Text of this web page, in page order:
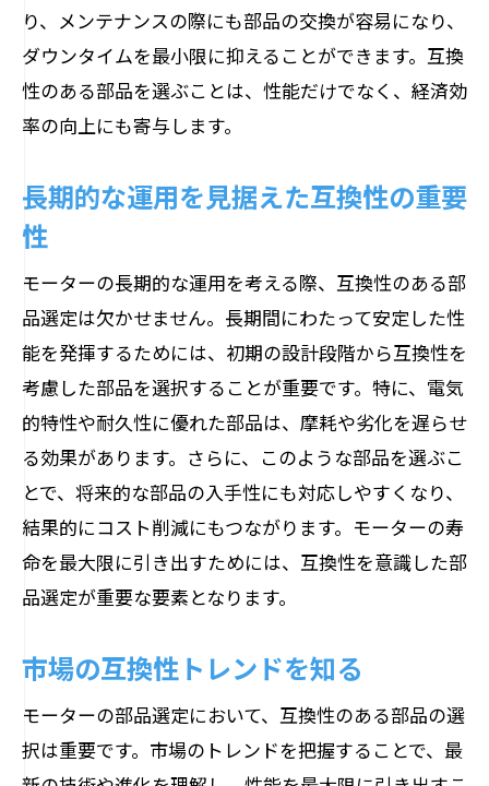
り、メンテナンスの際にも部品の交換が容易になり、
ダウンタイムを最小限に抑えることができます。互換
性のある部品を選ぶことは、性能だけでなく、経済効
率の向上にも寄与します。
長期的な運用を見据えた互換性の重要
性
モーターの長期的な運用を考える際、互換性のある部
品選定は欠かせません。長期間にわたって安定した性
能を発揮するためには、初期の設計段階から互換性を
考慮した部品を選択することが重要です。特に、電気
的特性や耐久性に優れた部品は、摩耗や劣化を遅らせ
る効果があります。さらに、このような部品を選ぶこ
とで、将来的な部品の入手性にも対応しやすくなり、
結果的にコスト削減にもつながります。モーターの寿
命を最大限に引き出すためには、互換性を意識した部
品選定が重要な要素となります。
市場の互換性トレンドを知る
モーターの部品選定において、互換性のある部品の選
択は重要です。市場のトレンドを把握することで、最